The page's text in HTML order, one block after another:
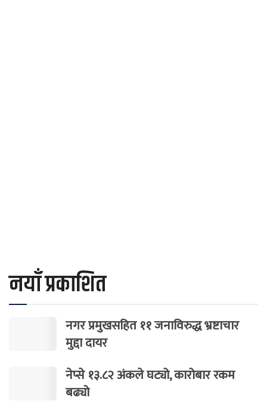
नयाँ प्रकाशित
नगर प्रमुखसहित ११ जनाविरुद्ध भ्रष्टाचार
मुद्दा दायर
नेप्से १३.८२ अंकले घट्यो, कारोबार रकम
बढ्यो